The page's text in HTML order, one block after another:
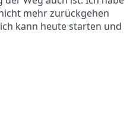
mehr zurückgehen
kann heute starten und